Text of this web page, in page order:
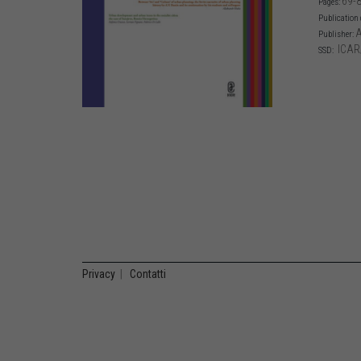
Publication
Publisher:
SSD:
Privacy Contatti